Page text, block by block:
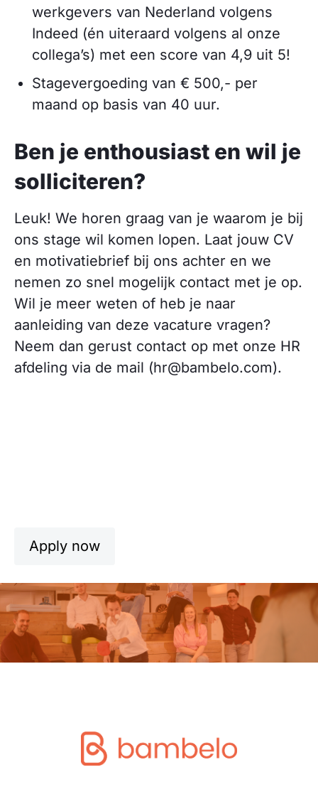
werkgevers van Nederland volgens
Indeed (én uiteraard volgens al onze
collega’s) met een score van 4,9 uit 5!
Stagevergoeding van € 500,- per
maand op basis van 40 uur.
Ben je enthousiast en wil je
solliciteren?
Leuk! We horen graag van je waarom je bij
ons stage wil komen lopen. Laat jouw CV
en motivatiebrief bij ons achter en we
nemen zo snel mogelijk contact met je op.
Wil je meer weten of heb je naar
aanleiding van deze vacature vragen?
Neem dan gerust contact op met onze HR
afdeling via de mail (hr@bambelo.com).
Apply now